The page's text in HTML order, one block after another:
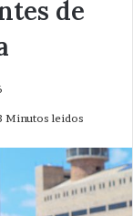
de
Minutos leidos